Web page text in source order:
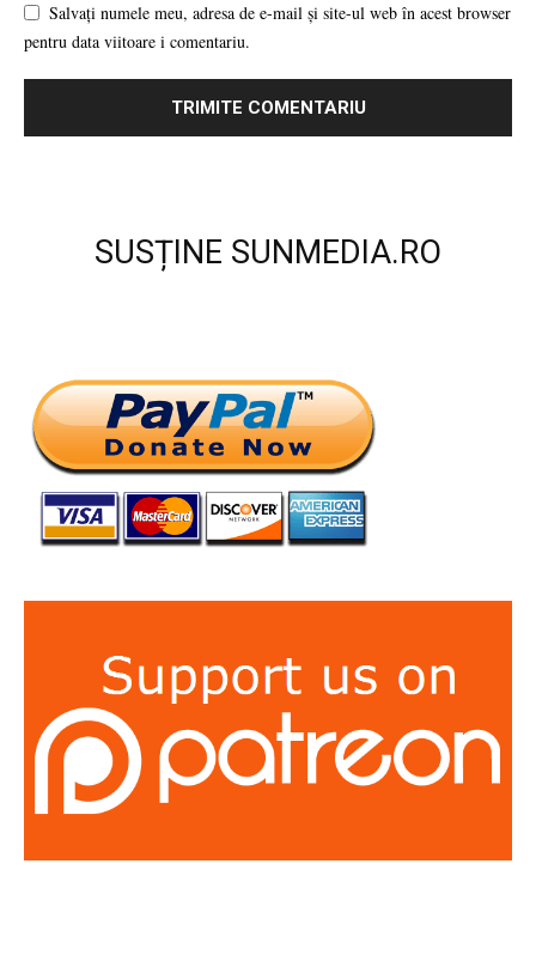
Salvați numele meu, adresa de e-mail și site-ul web în acest browser
pentru data viitoare i comentariu.
SUSȚINE SUNMEDIA.RO